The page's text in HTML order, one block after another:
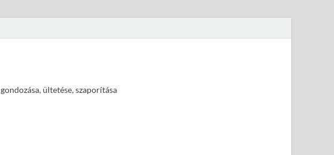
ültetése, szaporítása